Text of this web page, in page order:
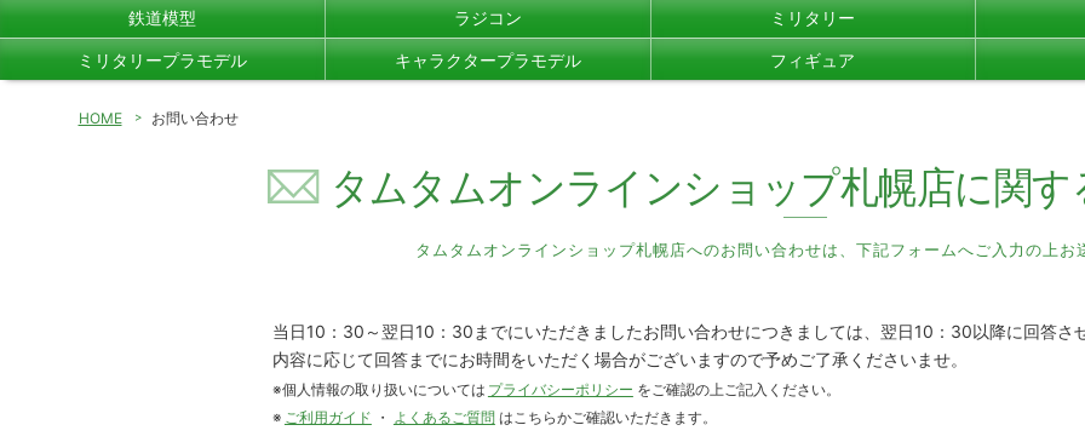
鉄道模型 ラジコン ミリタリー
ミリタリープラモデル キャラクタープラモデル フィギュア
HOME お問い合わせ
タムタムオンラインショップ札幌店に関
タムタムオンラインショップ札幌店へのお問い合わせは、 下記フォームへご入力の上お
当日10：30～翌日10：30までにいただきましたお問い合わせにつきましては、翌日10：30以降に回答さ
内容に応じて回答までにお時間をいただく場合がございますので予めご了承くださいませ。
※個人情報の取り扱いについては プライバシーポリシー をご確認の上ご記入ください。
※ ご利用ガイド ・ よくあるご質問 はこちらかご確認いただきます。